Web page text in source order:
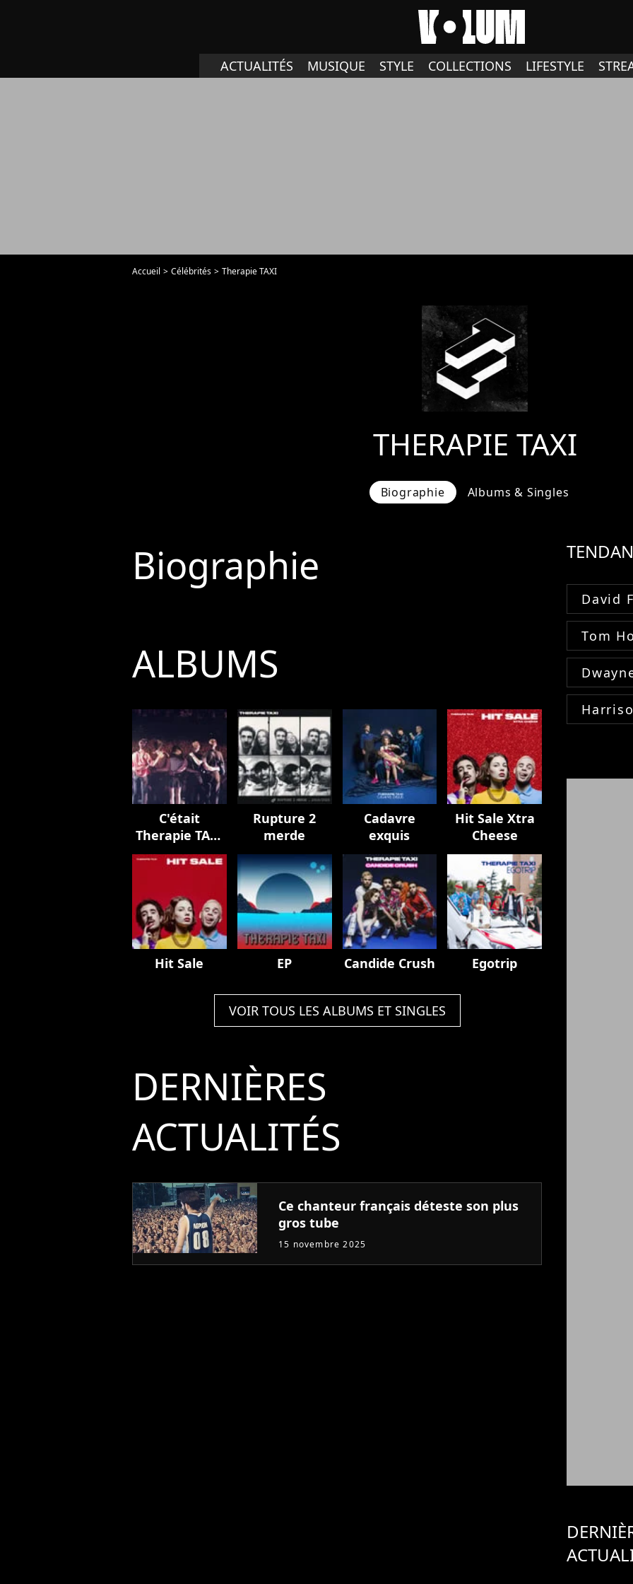
ACTUALITÉS MUSIQUE STYLE COLLECTIONS LIFESTYLE
Accueil Célébrités Therapie TAXI
THERAPIE TAXI
Biographie Albums & Singles
Biographie
ALBUMS
C'était
Therapie TAXI
pour vous
servir - Live à
Rupture 2
merde
Cadavre
exquis
Hit Sale Xtra
Cheese
Hit Sale EP Candide Crush Egotrip
VOIR TOUS LES ALBUMS ET SINGLES
DERNIÈRES
ACTUALITÉS
Ce chanteur français déteste son plus
gros tube
15 novembre 2025
David
Tom